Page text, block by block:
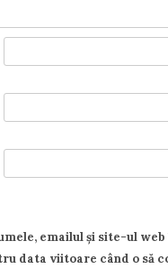
emailul și site-ul
data viitoare când o să